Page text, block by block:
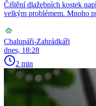
Čištění dlažebních kostek
velkým problémem. Mnoho
Chalupáři-Zahrádkáři
dnes, 18:28
2 min